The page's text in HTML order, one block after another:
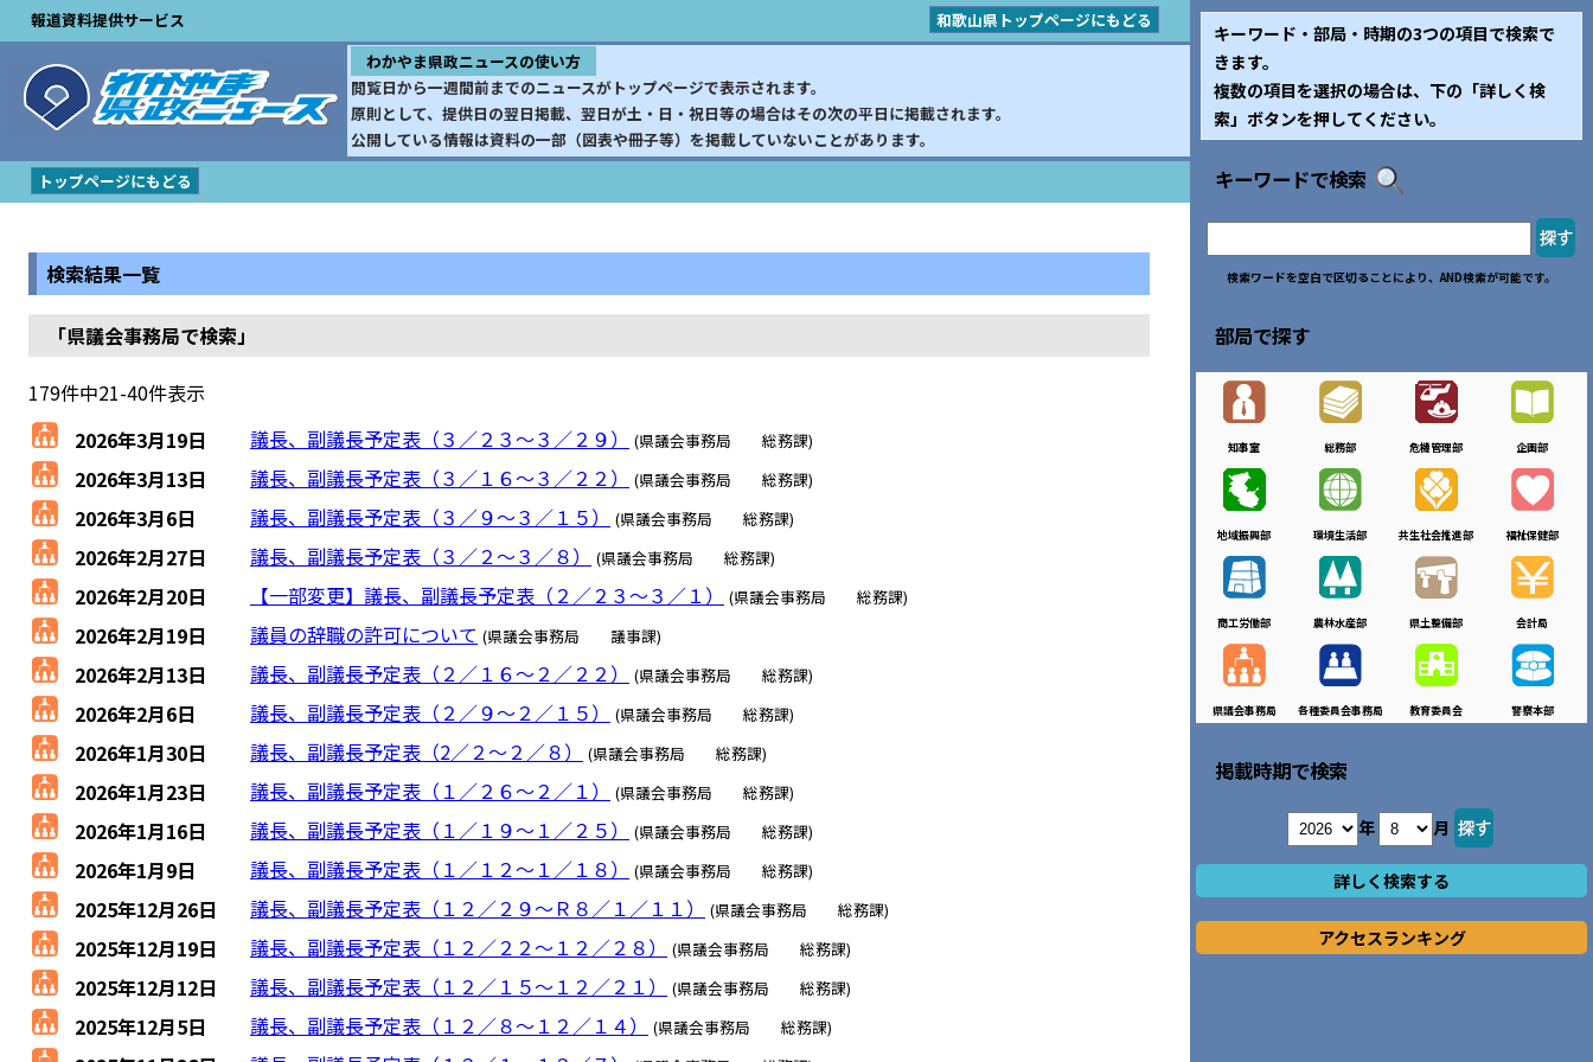
報道資料提供サービス
和歌山県トップページにもどる
わかやま県政ニュースの使い方
閲覧日から一週間前までのニュースがトップページで表示されます。
原則として、提供日の翌日掲載、翌日が土・日・祝日等の場合はその次の平日に掲載されます。
公開している情報は資料の一部（図表や冊子等）を掲載していないことがあります。
トップページにもどる
検索結果一覧
「県議会事務局で検索」
179件中21-40件表示
2026年3月19日
議長、副議長予定表（３／２３～３／２９） (県議会事務局 総務課)
2026年3月13日 議長、副議長予定表（３／１６～３／２２） (県議会事務局 総務課)
2026年3月6日 議長、副議長予定表（３／９～３／１５） (県議会事務局 総務課)
2026年2月27日 議長、副議長予定表（３／２～３／８） (県議会事務局 総務課)
2026年2月20日 【一部変更】議長、副議長予定表（２／２３～３／１） (県議会事務局 総務課)
2026年2月19日 議員の辞職の許可について (県議会事務局 議事課)
2026年2月13日 議長、副議長予定表（２／１６～２／２２） (県議会事務局 総務課)
2026年2月6日 議長、副議長予定表（２／９～２／１５） (県議会事務局 総務課)
2026年1月30日 議長、副議長予定表（2／２～２／８） (県議会事務局 総務課)
2026年1月23日 議長、副議長予定表（１／２６～２／１） (県議会事務局 総務課)
2026年1月16日 議長、副議長予定表（１／１９～１／２５） (県議会事務局 総務課)
2026年1月9日 議長、副議長予定表（１／１２～１／１８） (県議会事務局 総務課)
2025年12月26日 議長、副議長予定表（１２／２９～Ｒ８／１／１１） (県議会事務局 総務課)
2025年12月19日 議長、副議長予定表（１２／２２～１２／２８） (県議会事務局 総務課)
2025年12月12日 議長、副議長予定表（１２／１５～１２／２１） (県議会事務局 総務課)
2025年12月5日 議長、副議長予定表（１２／８～１２／１４） (県議会事務局 総務課)
キーワード・部局・時期の3つの項目で検索で
きます。
複数の項目を選択の場合は、下の「詳しく検
索」ボタンを押してください。
キーワードで検索
検索ワードを空白で区切ることにより、AND検索が可能です。
部局で探す
知事室 総務部 危機管理部 企画部
地域振興部 環境生活部 共生社会推進部 福祉保健部
商工労働部 農林水産部 県土整備部 会計局
県議会事務局 各種委員会事務局 教育委員会 警察本部
掲載時期で検索
年 月
詳しく検索する
アクセスランキング